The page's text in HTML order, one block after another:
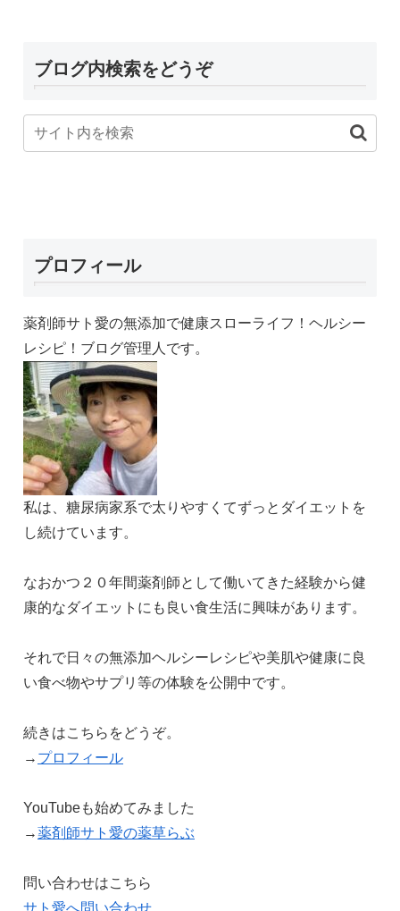
ブログ内検索をどうぞ
プロフィール
薬剤師サト愛の無添加で健康スローライフ！ヘルシー
レシピ！ブログ管理人です。
私は、糖尿病家系で太りやすくてずっとダイエットを
し続けています。
なおかつ２０年間薬剤師として働いてきた経験から健
康的なダイエットにも良い食生活に興味があります。
それで日々の無添加ヘルシーレシピや美肌や健康に良
い食べ物やサプリ等の体験を公開中です。
続きはこちらをどうぞ。
→ プロフィール
YouTubeも始めてみました
→薬剤師サト愛の薬草らぶ
問い合わせはこちら
サト愛へ問い合わせ